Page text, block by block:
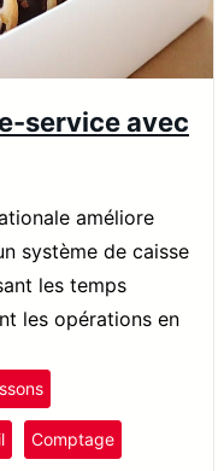
service avec
améliore
système de caisse
les temps
les opérations en
Comptage